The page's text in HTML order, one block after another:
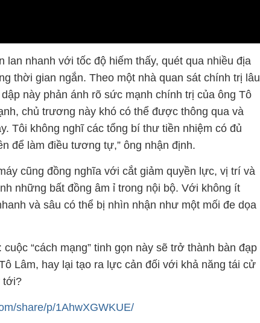
lan nhanh với tốc độ hiếm thấy, quét qua nhiều địa
thời gian ngắn. Theo một nhà quan sát chính trị lâu
này phản ánh rõ sức mạnh chính trị của ông Tô
chủ trương này khó có thể được thông qua và
Tôi không nghĩ các tổng bí thư tiền nhiệm có đủ
để làm điều tương tự,” ông nhận định.
cũng đồng nghĩa với cắt giảm quyền lực, vị trí và
những bất đồng âm ỉ trong nội bộ. Với không ít
và sâu có thể bị nhìn nhận như một mối đe dọa
“cách mạng” tinh gọn này sẽ trở thành bàn đạp
Lâm, hay lại tạo ra lực cản đối với khả năng tái cử
tới?
share/p/1AhwXGWKUE/